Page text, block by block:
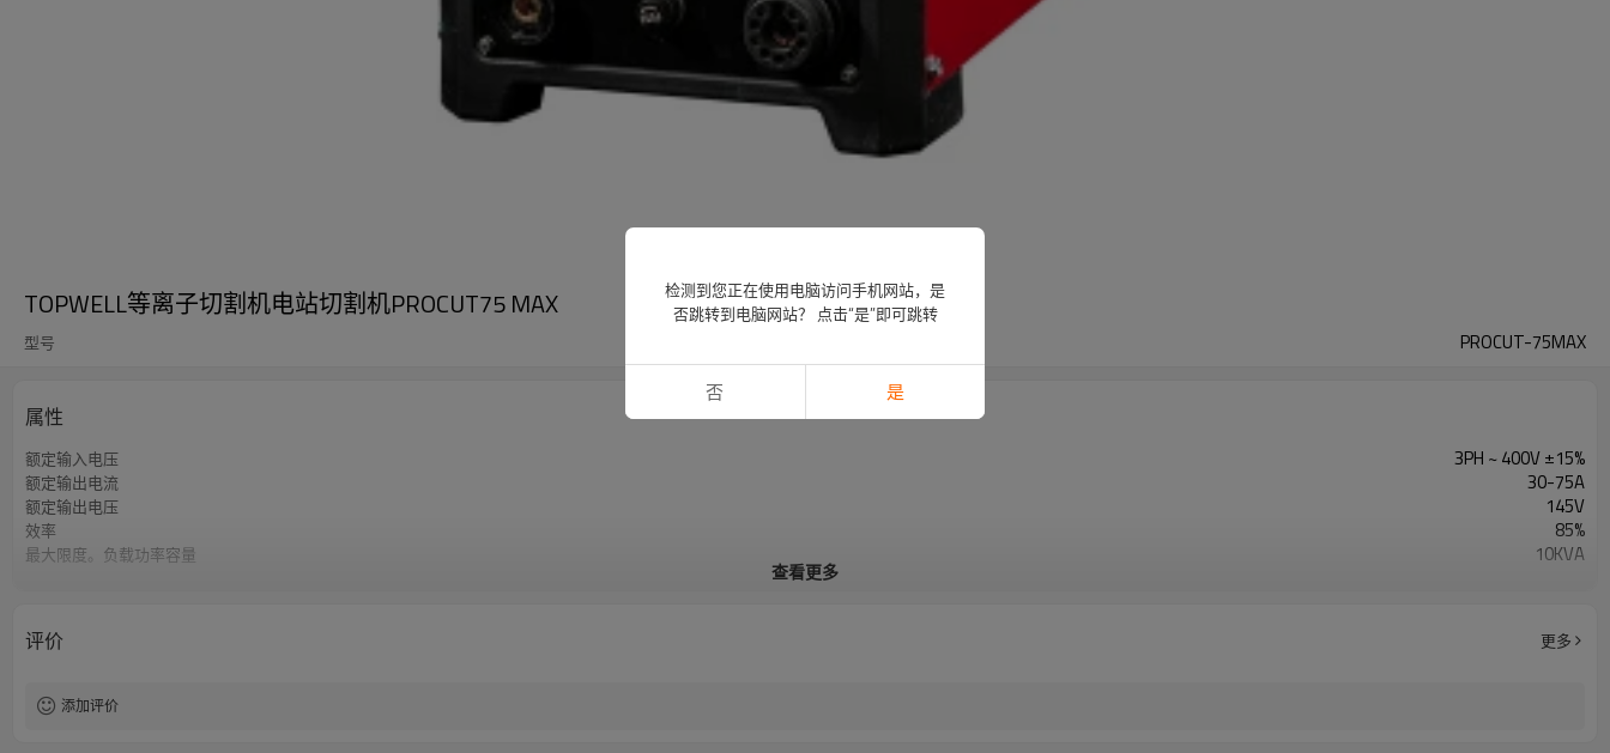
TOPWELL等离子切割机电站切割机PROCUT75 MAX
型号 PROCUT-75MAX
属性
额定输入电压 3PH ~ 400V ±15%
额定输出电流 30-75A
额定输出电压 145V
效率 85%
最大限度。负载功率容量 10KVA
保修单
方面 560X230X480mm
查看更多
评价 更多
添加评价
检测到您正在使用电脑访问手机网站，是
否跳转到电脑网站？ 点击“是”即可跳转
否 是